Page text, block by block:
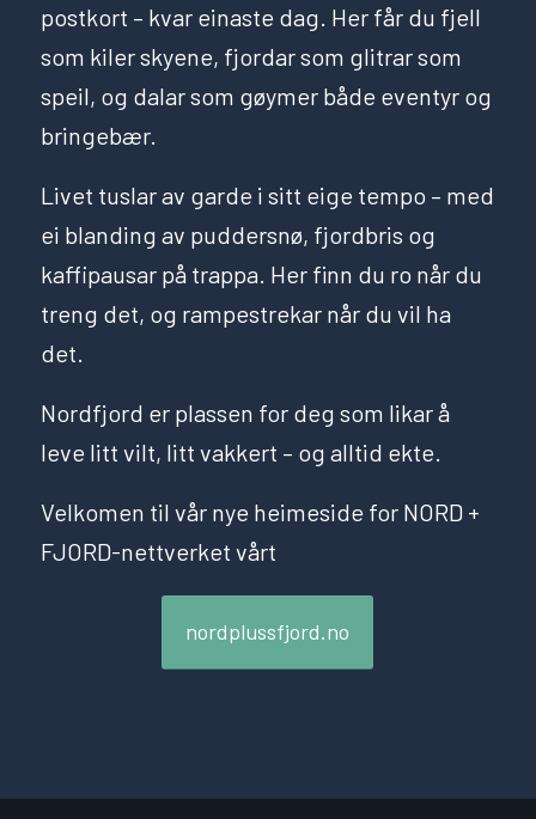
postkort – kvar einaste dag. Her får du fjell
som kiler skyene, fjordar som glitrar som
speil, og dalar som gøymer både eventyr og
bringebær.
Livet tuslar av garde i sitt eige tempo – med
ei blanding av puddersnø, fjordbris og
kaffipausar på trappa. Her finn du ro når du
treng det, og rampestrekar når du vil ha
det.
Nordfjord er plassen for deg som likar å
leve litt vilt, litt vakkert – og alltid ekte.
Velkomen til vår nye heimeside for NORD +
FJORD-nettverket vårt
nordplussfjord.no